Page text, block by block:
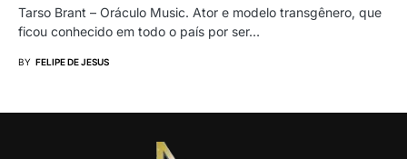
Tarso Brant – Oráculo Music. Ator e modelo transgênero, que
ficou conhecido em todo o país por ser…
BY FELIPE DE JESUS